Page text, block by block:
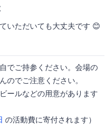
いただいても大丈夫です 😊
でご持参ください。会場の
のでご注意ください。
ールなどの用意があります
の活動費に寄付されます）